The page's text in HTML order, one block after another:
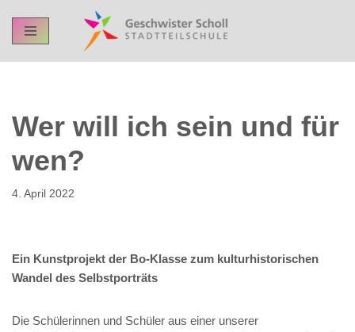
Skip
to
Wer will ich sein und für
wen?
4. April 2022
Ein Kunstprojekt der Bo-Klasse zum kulturhistorischen
Wandel des Selbstporträts
Die Schülerinnen und Schüler aus einer unserer